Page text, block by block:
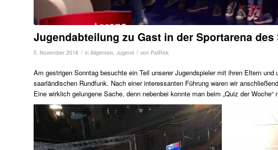
Jugendabteilung zu Gast in der Sportarena
5. November 2018 / in Allgemein Jugend / von PatRick
Am gestrigen Sonntag besuchte ein Teil unserer Jugendspieler mit ihren Eltern
saarländischen Rundfunk. Nach einer interessanten Führung waren wir
Eine wirklich gelungene Sache, denn nebenbei konnte man beim „Quiz der